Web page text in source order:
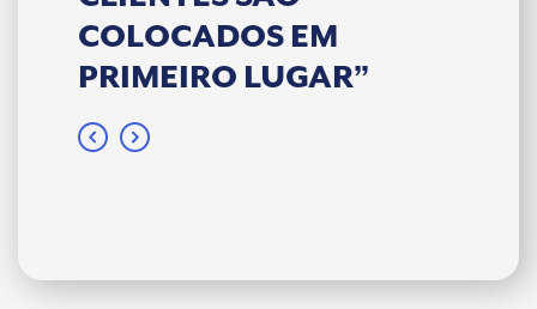
COLOCADOS EM
PRIMEIRO LUGAR”